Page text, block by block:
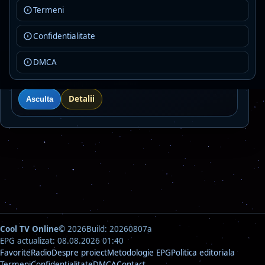
Termeni
Confidentialitate
DMCA
ROMÂNIA Antena Satelor
AAC+ · 128 kbps · Bucuresti
music muzică populară
national
Asculta
Detalii
Cool TV Online© 2026Build: 20260807a
EPG actualizat: 08.08.2026 01:40
FavoriteRadioDespre proiectMetodologie EPGPolitica editoriala